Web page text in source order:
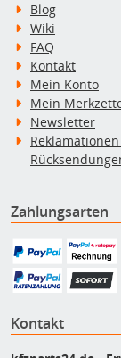
Blog
Wiki
FAQ
Kontakt
Mein Konto
Mein
Newsletter
Zahlungsarten
Kontakt